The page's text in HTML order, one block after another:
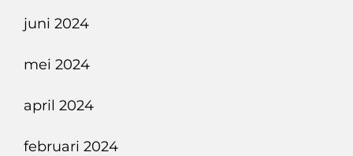
juni 2024
mei 2024
april 2024
februari 2024